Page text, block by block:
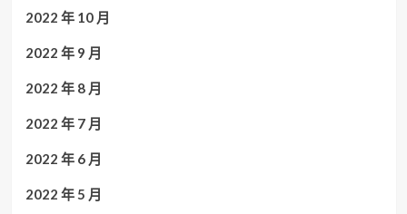
2022 年 10 月
2022 年 9 月
2022 年 8 月
2022 年 7 月
2022 年 6 月
2022 年 5 月